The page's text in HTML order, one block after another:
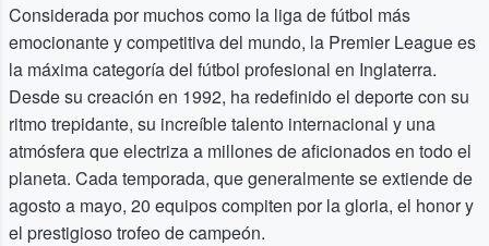
Considerada por muchos como la liga de fútbol más
emocionante y competitiva del mundo, la Premier League es
la máxima categoría del fútbol profesional en Inglaterra.
Desde su creación en 1992, ha redefinido el deporte con su
ritmo trepidante, su increíble talento internacional y una
atmósfera que electriza a millones de aficionados en todo el
planeta. Cada temporada, que generalmente se extiende de
agosto a mayo, 20 equipos compiten por la gloria, el honor y
el prestigioso trofeo de campeón.